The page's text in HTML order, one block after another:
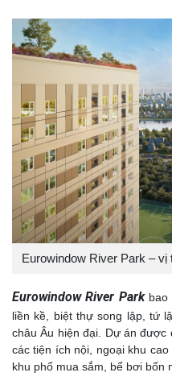
Eurowindow River Park –
Eurowindow River Parkbao
liền kề, biệt thự song lập, tứ
châu Âu hiện đại. Dự án được
các tiện ích nội, ngoại khu
khu phố mua sắm, bể bơi bốn